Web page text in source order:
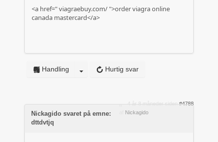
<a href="viagraebuy.com/ ">order viagra online
canada mastercard</a>
Hurtig svar
Handling
4 år 8 måneder siden #4788
Nickagido
Nickagido svaret på emne:
dttdvtjq